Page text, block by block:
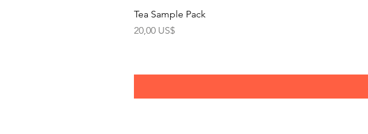
Tea Sample Pack
Precio
20,00 US$